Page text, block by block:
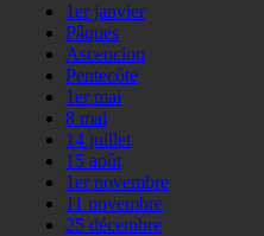
1er janvier
Pâques
Ascencion
Pentecôte
1er mai
8 mai
14 juillet
15 août
1er novembre
11 novembre
25 décembre